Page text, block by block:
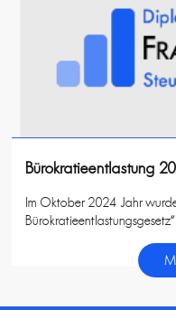
Bürokratieentlastung
Im Oktober 2024 Jahr